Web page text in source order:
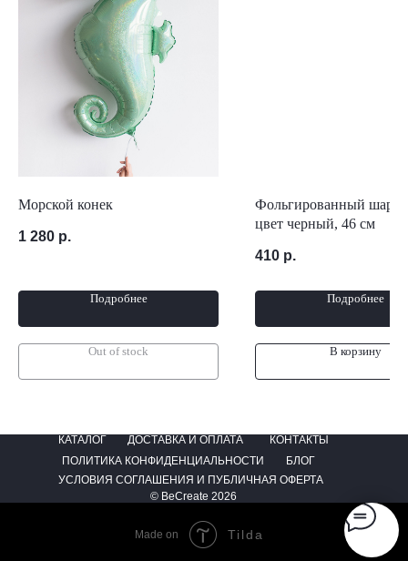
Морской конек
1 280 р.
Подробнее
Out of stock
Фольгированный шар
цвет черный, 46 см
410 р.
Подробнее
В корзину
КАТАЛОГ
© BeCreate 2026
ДОСТАВКА И ОПЛАТА
КОНТАКТЫ
ПОЛИТИКА КОНФИДЕНЦИАЛЬНОСТИ
БЛОГ
УСЛОВИЯ СОГЛАШЕНИЯ И ПУБЛИЧНАЯ ОФЕРТА
Made on Tilda